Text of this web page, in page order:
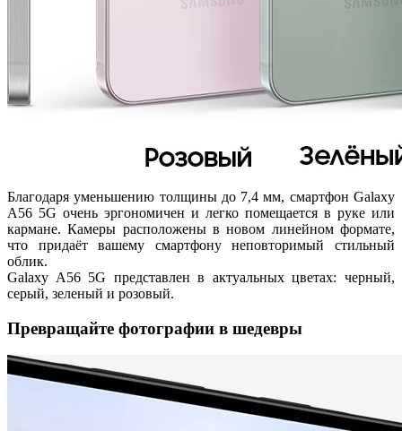
Благодаря уменьшению толщины до 7,4 мм, смартфон Galaxy
A56 5G очень эргономичен и легко помещается в руке или
кармане. Камеры расположены в новом линейном формате,
что придаёт вашему смартфону неповторимый стильный
облик.
Galaxy A56 5G представлен в актуальных цветах: черный,
серый, зеленый и розовый.
Превращайте фотографии в шедевры